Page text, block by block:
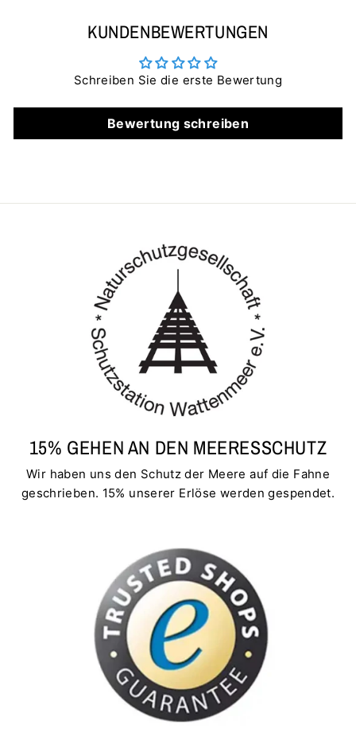
KUNDENBEWERTUNGEN
Schreiben Sie die erste Bewertung
Bewertung schreiben
15% GEHEN AN DEN MEERESSCHUTZ
Wir haben uns den Schutz der Meere auf die Fahne
geschrieben. 15% unserer Erlöse werden gespendet.